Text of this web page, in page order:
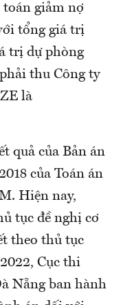
giảm nợ
tổng giá trị
trị dự phòng
thu Công ty
là
quả của Bản án
của Toán án
Hiện nay,
tục đề nghị cơ
theo thủ tục
Cục thi
Nẵng ban hành